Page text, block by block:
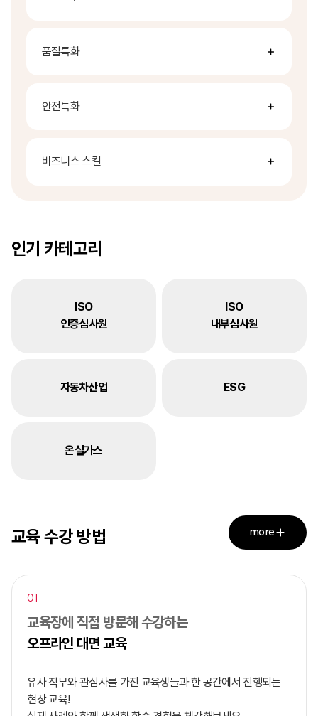
품질특화
안전특화
비즈니스 스킬
인기 카테고리
ISO
인증심사원
ISO
내부심사원
자동차산업 ESG
온실가스
교육 수강 방법 more
01
교육장에 직접 방문해 수강하는
오프라인 대면 교육
유사 직무와 관심사를 가진 교육생들과 한 공간에서 진행되는
현장 교육!